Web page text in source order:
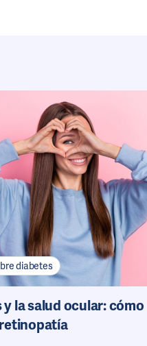
diabetes
y la salud ocular: cómo